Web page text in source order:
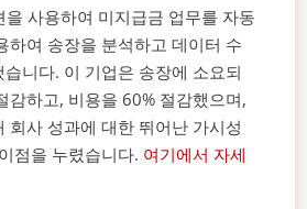
을 사용하여 미지급금 업무를 자동
하여 송장을 분석하고 데이터 수
니다. 이 기업은 송장에 소요되
감하고, 비용을 60% 절감했으며,
회사 성과에 대한 뛰어난 가시성
점을 누렸습니다. 여기에서 자세